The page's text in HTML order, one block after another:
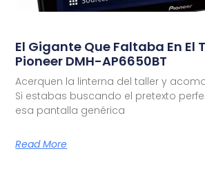
El Gigante Que Faltaba En El
Pioneer DMH-AP6650BT
Acerquen la linterna del taller y
Si estabas buscando el pretexto
esa pantalla genérica
Read More